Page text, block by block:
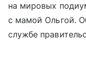
на мировых
с мамой Ольгой.
службе